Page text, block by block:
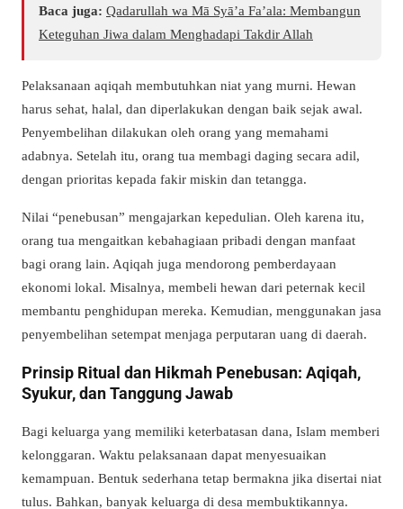
Baca juga: Qadarullah wa Mā Syā’a Fa’ala: Membangun
Keteguhan Jiwa dalam Menghadapi Takdir Allah
Pelaksanaan aqiqah membutuhkan niat yang murni. Hewan
harus sehat, halal, dan diperlakukan dengan baik sejak awal.
Penyembelihan dilakukan oleh orang yang memahami
adabnya. Setelah itu, orang tua membagi daging secara adil,
dengan prioritas kepada fakir miskin dan tetangga.
Nilai “penebusan” mengajarkan kepedulian. Oleh karena itu,
orang tua mengaitkan kebahagiaan pribadi dengan manfaat
bagi orang lain. Aqiqah juga mendorong pemberdayaan
ekonomi lokal. Misalnya, membeli hewan dari peternak kecil
membantu penghidupan mereka. Kemudian, menggunakan jasa
penyembelihan setempat menjaga perputaran uang di daerah.
Prinsip Ritual dan Hikmah Penebusan: Aqiqah,
Syukur, dan Tanggung Jawab
Bagi keluarga yang memiliki keterbatasan dana, Islam memberi
kelonggaran. Waktu pelaksanaan dapat menyesuaikan
kemampuan. Bentuk sederhana tetap bermakna jika disertai niat
tulus. Bahkan, banyak keluarga di desa membuktikannya.